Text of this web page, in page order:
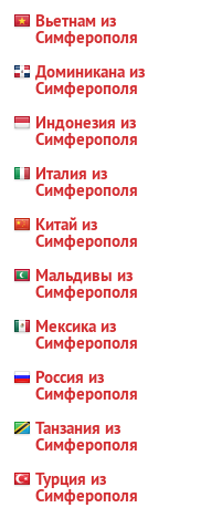
Вьетнам из
Симферополя
Доминикана из
Симферополя
Индонезия из
Симферополя
Италия из
Симферополя
Китай из
Симферополя
Мальдивы из
Симферополя
Мексика из
Симферополя
Россия из
Симферополя
Танзания из
Симферополя
Турция из
Симферополя